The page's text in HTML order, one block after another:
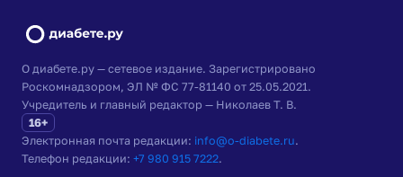
О диабете.ру — сетевое издание. Зарегистрировано
Роскомнадзором, ЭЛ № ФС 77-81140 от 25.05.2021.
Учредитель и главный редактор — Николаев Т. В.
16+
Электронная почта редакции: info@o-diabete.ru.
Телефон редакции: +7 980 915 7222.